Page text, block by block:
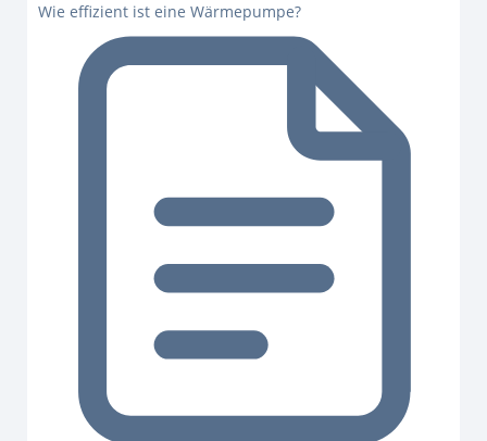
Wie effizient ist eine Wärmepumpe?